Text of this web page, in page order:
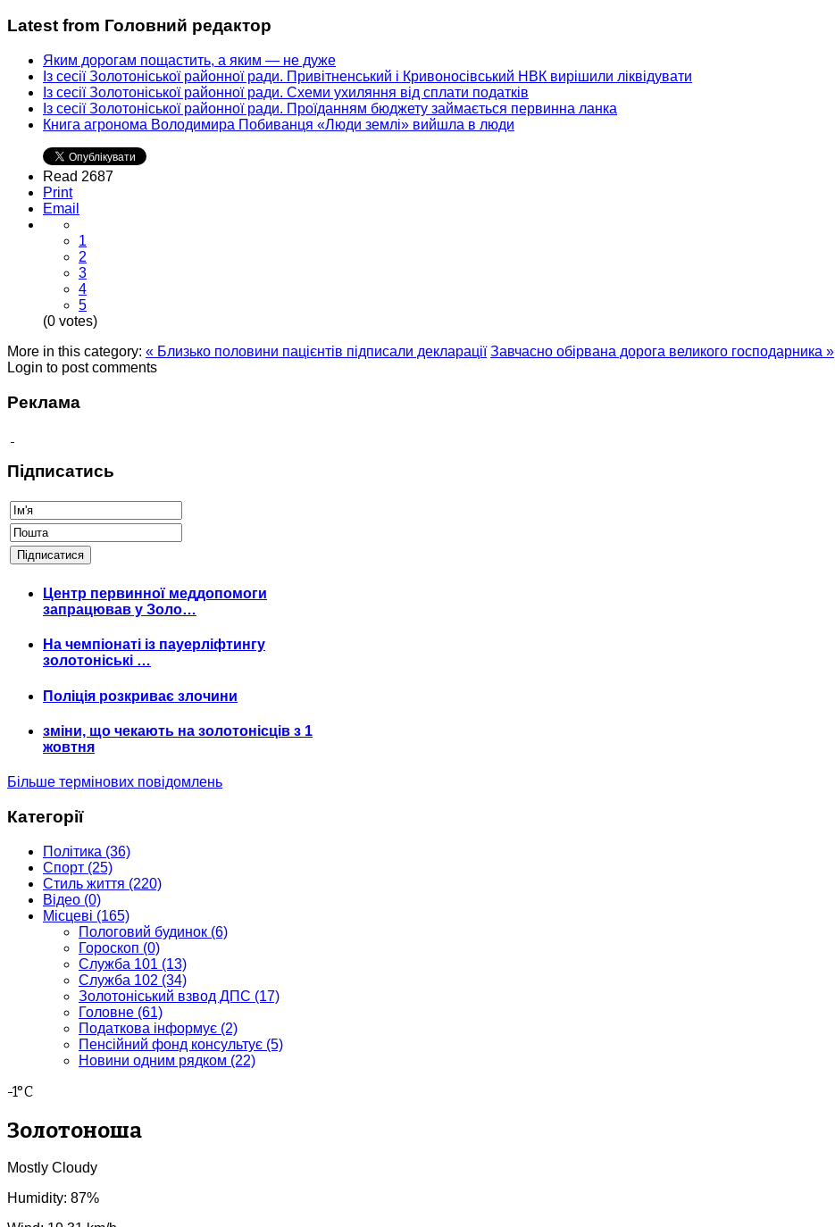
Latest from Головний редактор
Яким дорогам пощастить, а яким — не дуже
Із сесії Золотоніської районної ради. Привітненський і Кривоносівський НВК вирішили ліквідувати
Із сесії Золотоніської районної ради. Схеми ухиляння від сплати податків
Із сесії Золотоніської районної ради. Проїданням бюджету займається первинна ланка
Книга агронома Володимира Побиванця «Люди землі» вийшла в люди
Read 2687
Print
Email
1
2
3
4
5
(0 votes)
More in this category: « Близько половини пацієнтів підписали декларації Завчасно обірвана дорога великого господарника »
Login to post comments
Реклама
Підписатись
Центр первинної меддопомоги
запрацював у Золо…
На чемпіонаті із пауерліфтингу
золотоніські …
Поліція розкриває злочини
зміни, що чекають на золотонісців з 1
жовтня
Більше термінових повідомлень
Категорії
Політика (36)
Спорт (25)
Стиль життя (220)
Відео (0)
Місцеві (165)
Пологовий будинок (6)
Гороскоп (0)
Служба 101 (13)
Служба 102 (34)
Золотоніський взвод ДПС (17)
Головне (61)
Податкова інформує (2)
Пенсійний фонд консультує (5)
Новини одним рядком (22)
-1°C
Золотоноша
Mostly Cloudy
Humidity: 87%